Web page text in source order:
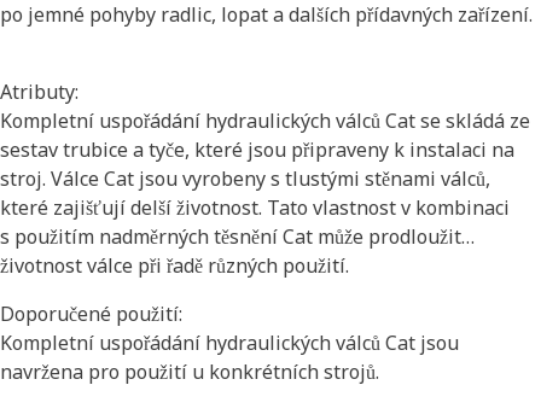
po jemné pohyby radlic, lopat a dalších přídavných zařízení.
Atributy:
Kompletní uspořádání hydraulických válců Cat se skládá ze
sestav trubice a tyče, které jsou připraveny k instalaci na
stroj. Válce Cat jsou vyrobeny s tlustými stěnami válců,
které zajišťují delší životnost. Tato vlastnost v kombinaci
s použitím nadměrných těsnění Cat může prodloužit
životnost válce při řadě různých použití.
Doporučené použití:
Kompletní uspořádání hydraulických válců Cat jsou
navržena pro použití u konkrétních strojů.